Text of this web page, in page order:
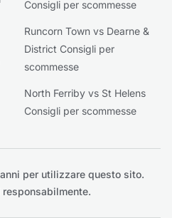
Consigli per scommesse
Runcorn Town vs Dearne &
District Consigli per
scommesse
North Ferriby vs St Helens
Consigli per scommesse
per utilizzare questo sito.